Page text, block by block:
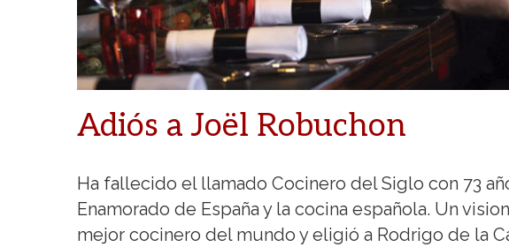
Adiós a Joël Robuchon
Ha fallecido el llamado Cocinero del Siglo con 73
Enamorado de España y la cocina española. Un
mejor cocinero del mundo y eligió a Rodrigo de la